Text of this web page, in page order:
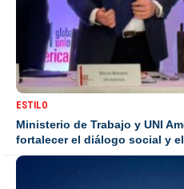
ESTILO
Ministerio de Trabajo y UNI
fortalecer el diálogo social y